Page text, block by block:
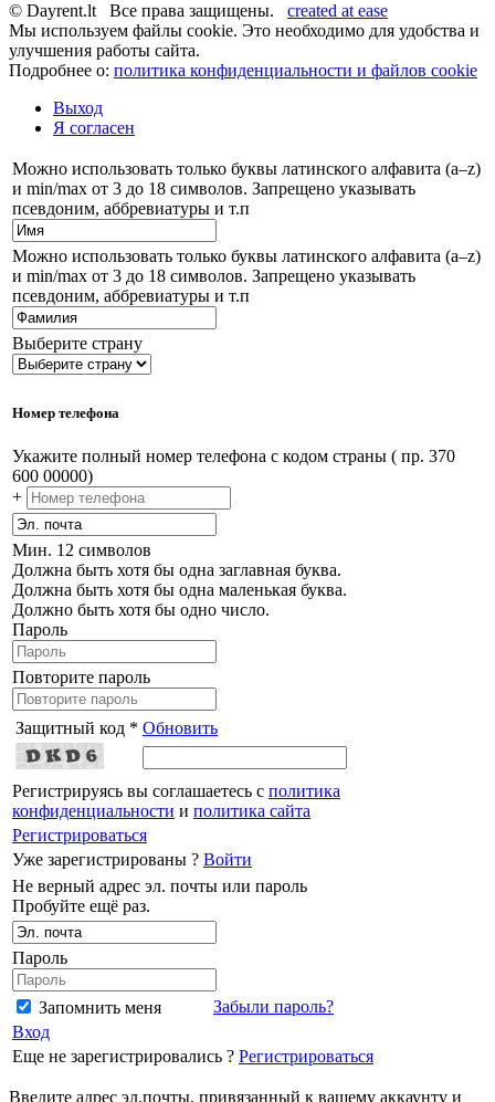
© Dayrent.lt Все права защищены. created at ease
Мы используем файлы cookie. Это необходимо для удобства и
улучшения работы сайта.
Подробнее о: политика конфиденциальности и файлов cookie
Выход
Я согласен
Можно использовать только буквы латинского алфавита (a–z)
и min/max от 3 до 18 символов. Запрещено указывать
псевдоним, аббревиатуры и т.п
Можно использовать только буквы латинского алфавита (a–z)
и min/max от 3 до 18 символов. Запрещено указывать
псевдоним, аббревиатуры и т.п
Выберите страну
Номер телефона
Укажите полный номер телефона с кодом страны ( пр. 370
600 00000)
+
Мин. 12 символов
Должна быть хотя бы одна заглавная буква.
Должна быть хотя бы одна маленькая буква.
Должно быть хотя бы одно число.
Пароль
Повторите пароль
Защитный код * Обновить
Регистрируясь вы соглашаетесь с политика
конфиденциальности и политика сайта
Регистрироваться
Уже зарегистрированы ? Войти
Не верный адрес эл. почты или пароль
Пробуйте ещё раз.
Пароль
Запомнить меня
Забыли пароль?
Вход
Еще не зарегистрировались ? Регистрироваться
Введите адрес эл.почты, привязанный к вашему аккаунту и